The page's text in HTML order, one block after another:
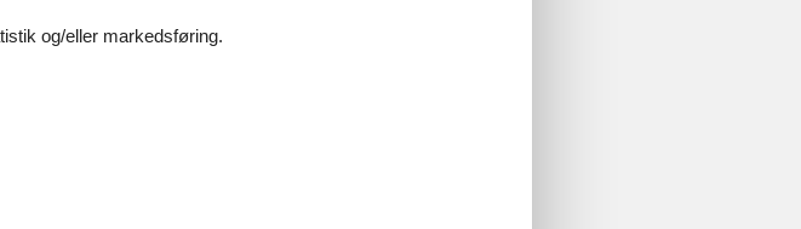
og/eller markedsføring.